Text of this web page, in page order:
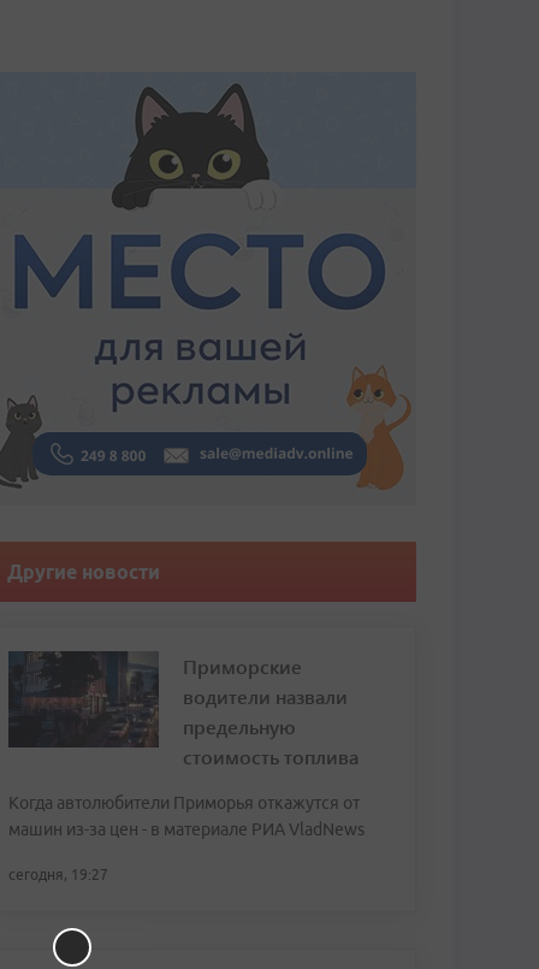
Другие новости
Приморские
водители назвали
предельную
стоимость топлива
Когда автолюбители Приморья откажутся от
машин из-за цен - в материале РИА VladNews
сегодня, 19:27